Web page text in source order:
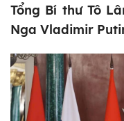
Tổng Bí thư Tô
Nga Vladimir